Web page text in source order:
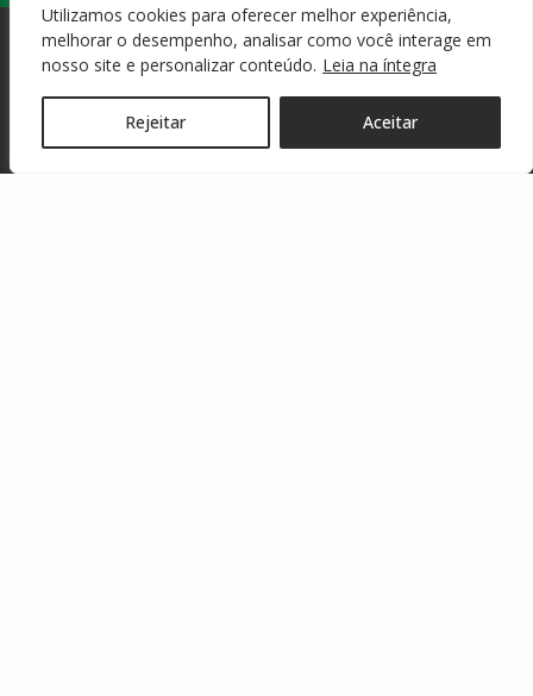
Utilizamos cookies para oferecer melhor experiência,
melhorar o desempenho, analisar como você interage em
nosso site e personalizar conteúdo. Leia na íntegra
Rejeitar Aceitar
PATROCINADORESOFICIAIS